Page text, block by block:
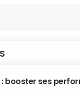
booster ses